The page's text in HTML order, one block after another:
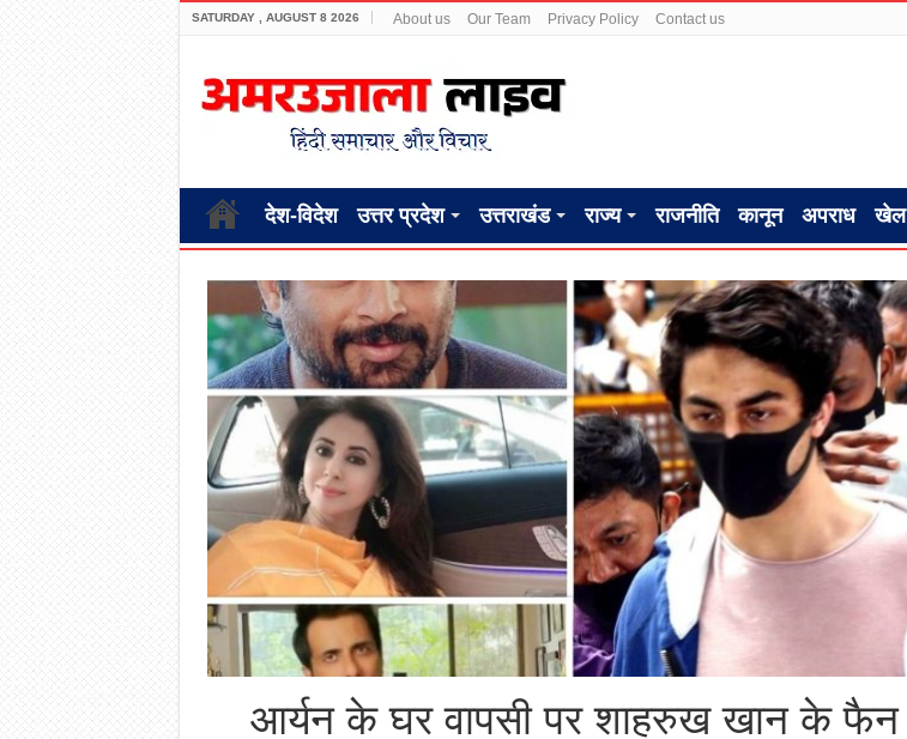
SATURDAY , AUGUST 8 2026 About us Our Team Privacy Policy Contact us
देश-विदेश उत्तर प्रदेश उत्तराखंड राज्य राजनीति कानून अपराध खेल
आर्यन के घर वापसी पर शाहरुख खान के फैन